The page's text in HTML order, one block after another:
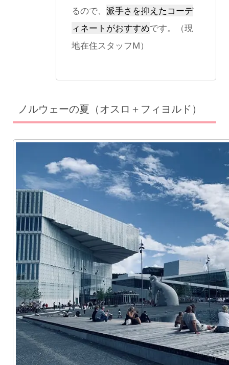
るので、 派手さを抑えたコーデ
ィネートがおすすめです。（現
地在住スタッフM）
ノルウェーの夏（オスロ＋フィヨルド）